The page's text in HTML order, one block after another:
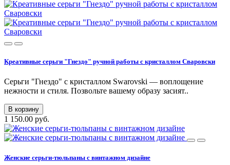
Креативные серьги "Гнездо" ручной работы с кристаллом Сваровски
Серьги "Гнездо" с кристаллом Swarovski — воплощение
нежности и стиля. Позвольте вашему образу засият..
В корзину
1 150.00 руб.
Женские серьги-тюльпаны с винтажном дизайне